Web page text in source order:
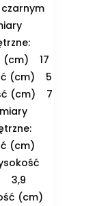
(cm) 17
(cm) 5
(cm) 7
(cm)
3,9
(cm)